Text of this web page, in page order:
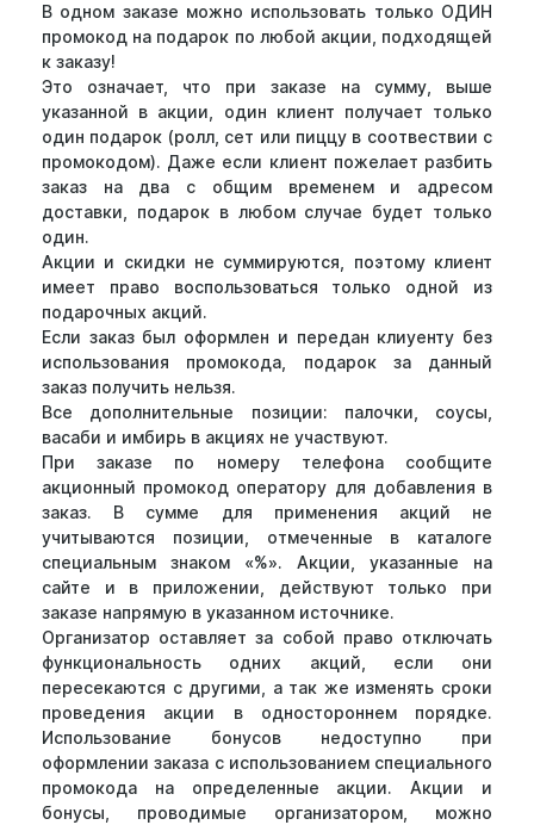
В одном заказе можно использовать только ОДИН
промокод на подарок по любой акции, подходящей
к заказу!
Это означает, что при заказе на сумму, выше
указанной в акции, один клиент получает только
один подарок (ролл, сет или пиццу в соотвествии с
промокодом). Даже если клиент пожелает разбить
заказ на два с общим временем и адресом
доставки, подарок в любом случае будет только
один.
Акции и скидки не суммируются, поэтому клиент
имеет право воспользоваться только одной из
подарочных акций.
Если заказ был оформлен и передан клиуенту без
использования промокода, подарок за данный
заказ получить нельзя.
Все дополнительные позиции: палочки, соусы,
васаби и имбирь в акциях не участвуют.
При заказе по номеру телефона сообщите
акционный промокод оператору для добавления в
заказ. В сумме для применения акций не
учитываются позиции, отмеченные в каталоге
специальным знаком «%». Акции, указанные на
сайте и в приложении, действуют только при
заказе напрямую в указанном источнике.
Организатор оставляет за собой право отключать
функциональность одних акций, если они
пересекаются с другими, а так же изменять сроки
проведения акции в одностороннем порядке.
Использование бонусов недоступно при
оформлении заказа с использованием специального
промокода на определенные акции. Акции и
бонусы, проводимые организатором, можно